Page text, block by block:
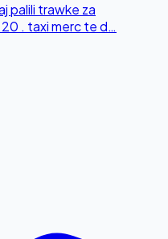
palili trawke za
. taxi merc te d…